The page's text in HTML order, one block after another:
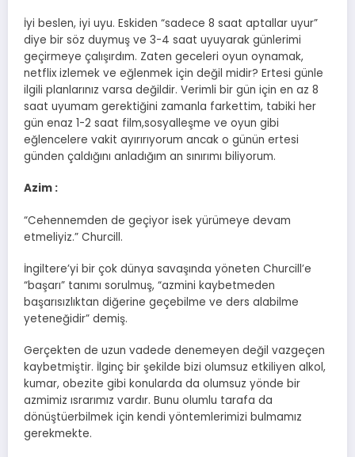
İyi beslen, iyi uyu. Eskiden “sadece 8 saat aptallar uyur”
diye bir söz duymuş ve 3-4 saat uyuyarak günlerimi
geçirmeye çalışırdım. Zaten geceleri oyun oynamak,
netflix izlemek ve eğlenmek için değil midir? Ertesi günle
ilgili planlarınız varsa değildir. Verimli bir gün için en az 8
saat uyumam gerektiğini zamanla farkettim, tabiki her
gün enaz 1-2 saat film,sosyalleşme ve oyun gibi
eğlencelere vakit ayırırıyorum ancak o günün ertesi
günden çaldığını anladığım an sınırımı biliyorum.
Azim :
“Cehennemden de geçiyor isek yürümeye devam
etmeliyiz.” Churcill.
İngiltere’yi bir çok dünya savaşında yöneten Churcill’e
“başarı” tanımı sorulmuş, “azmini kaybetmeden
başarısızlıktan diğerine geçebilme ve ders alabilme
yeteneğidir” demiş.
Gerçekten de uzun vadede denemeyen değil vazgeçen
kaybetmiştir. İlginç bir şekilde bizi olumsuz etkiliyen alkol,
kumar, obezite gibi konularda da olumsuz yönde bir
azmimiz ısrarımız vardır. Bunu olumlu tarafa da
dönüştüerbilmek için kendi yöntemlerimizi bulmamız
gerekmekte.